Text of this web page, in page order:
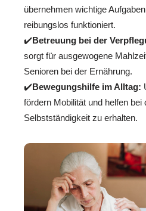
übernehmen wichtige
reibungslos funktioniert.
✔️Betreuung bei der
sorgt für ausgewogene
Senioren bei der Ernährung.
✔️Bewegungshilfe im Alltag:
fördern Mobilität und helfen
Selbstständigkeit zu erhalten.